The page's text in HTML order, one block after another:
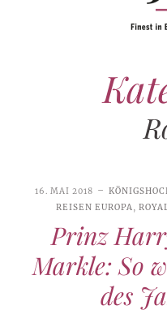
16. MAI 2018
REISEN EUROPA,
Prinz
Markle: So
des